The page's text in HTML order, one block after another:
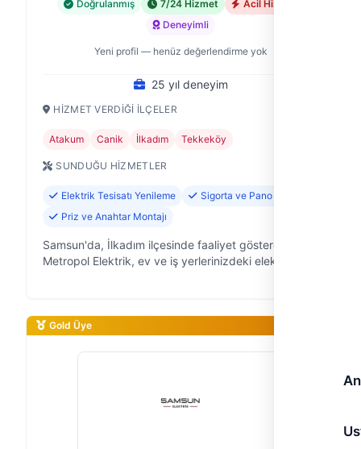
Doğrulanmış 7/24 Hizmet
Acil Hizmet
Deneyimli
Yeni profil — henüz değerlendirme yok
25 yıl deneyim
HIZMET VERDIĞI İLÇELER
Atakum Canik İlkadım Tekkeköy
SUNDUĞU HIZMETLER
Elektrik Tesisatı Yenileme
Sigorta ve Pano Tamiri
Priz ve Anahtar Montajı
Samsun'da, İlkadım ilçesinde faaliyet gösteren
Metropol Elektrik, ev ve iş yerlerinizdeki elektrik
Gold Üye